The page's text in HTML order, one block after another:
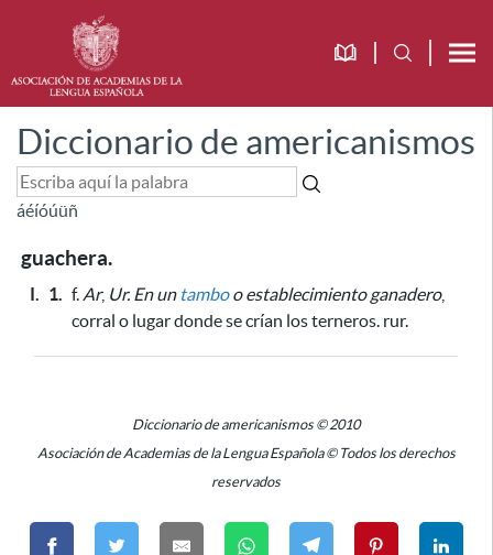
Diccionario de americanismos
áéíóúüñ
guachera.
I. 1. f. Ar, Ur. En un tamboo establecimiento ganadero,
corral o lugar donde se crían los terneros. rur.
Diccionario de americanismos © 2010
Asociación de Academias de la Lengua Española © Todos los derechos
reservados